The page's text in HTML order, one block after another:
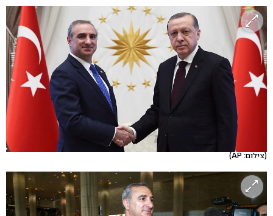
(צילום: AP)